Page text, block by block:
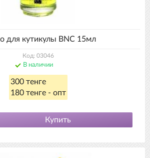
для кутикулы BNC 15мл
Код: 03046
В наличии
300 тенге
180 тенге - опт
Купить